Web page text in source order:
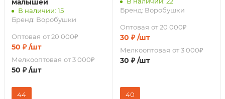
малышей
В наличии: 15
Бренд: Воробушки
Оптовая от 20 000₽
50 ₽ /шт
Мелкооптовая от 3 000₽
50 ₽ /шт
44
Бренд: Воробушки
Оптовая от 20 000₽
30 ₽ /шт
Мелкооптовая от 3 000₽
30 ₽ /шт
40